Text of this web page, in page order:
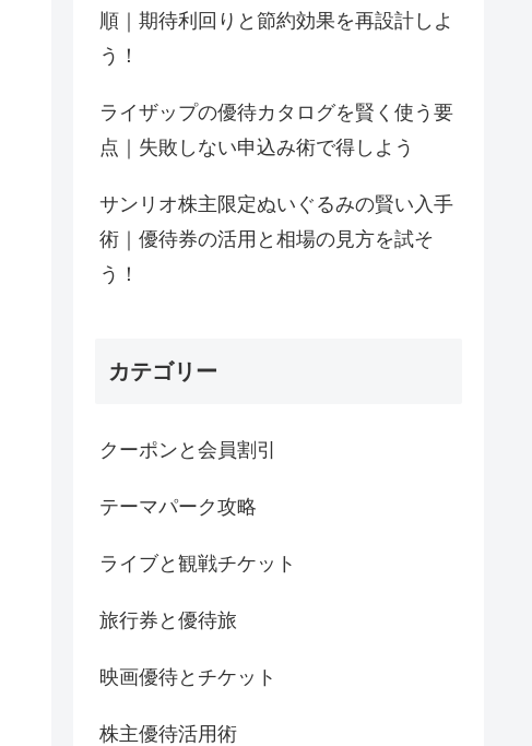
順｜期待利回りと節約効果を再設計しよ
う！
ライザップの優待カタログを賢く使う要
点｜失敗しない申込み術で得しよう
サンリオ株主限定ぬいぐるみの賢い入手
術｜優待券の活用と相場の見方を試そ
う！
カテゴリー
クーポンと会員割引
テーマパーク攻略
ライブと観戦チケット
旅行券と優待旅
映画優待とチケット
株主優待活用術